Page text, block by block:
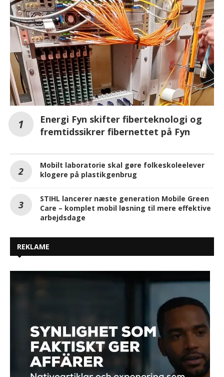
Energi Fyn skifter fiberteknologi og
fremtidssikrer fibernettet på Fyn
Mobilt laboratorie skal gøre folkeskoleelever
klogere på plastikgenbrug
STIHL lancerer næste generation Mobile Green
Care – komplet mobil løsning til mere effektive
arbejdsdage
REKLAME